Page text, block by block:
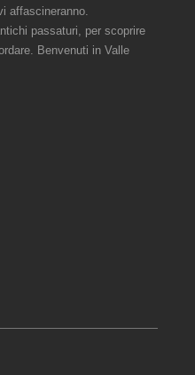
affascineranno.
passaturi, per scoprire
Benvenuti in Valle